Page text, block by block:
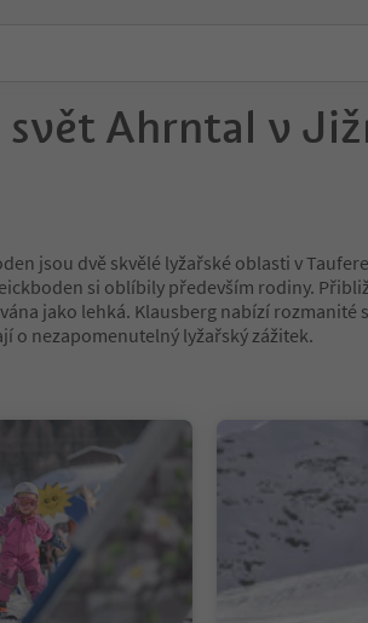
svět Ahrntal v
jsou dvě skvělé lyžařské oblasti v
si oblíbily především rodiny.
jako lehká. Klausberg nabízí rozmanité
o nezapomenutelný lyžařský zážitek.